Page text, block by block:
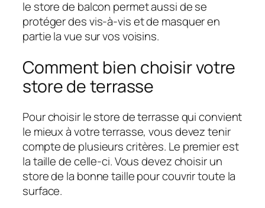
le store de balcon permet aussi de se
protéger des vis-à-vis et de masquer en
partie la vue sur vos voisins.
Comment bien choisir votre
store de terrasse
Pour choisir le store de terrasse qui convient
le mieux à votre terrasse, vous devez tenir
compte de plusieurs critères. Le premier est
la taille de celle-ci. Vous devez choisir un
store de la bonne taille pour couvrir toute la
surface.